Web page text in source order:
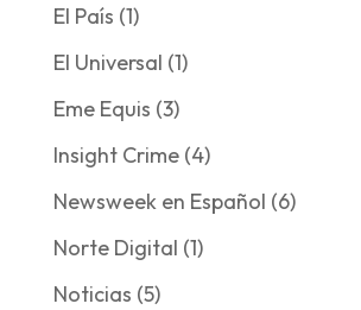
El País (1)
El Universal (1)
Eme Equis (3)
Insight Crime(4)
Newsweek en Español (6)
Norte Digital (1)
Noticias (5)